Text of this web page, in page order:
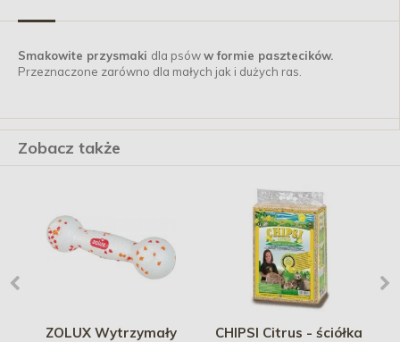
Smakowite przysmaki dla psóww formie pasztecików.
Przeznaczone zarówno dla małych jak i dużych ras.
Zobacz także
ZOLUX Wytrzymały
CHIPSI Citrus - ściółka